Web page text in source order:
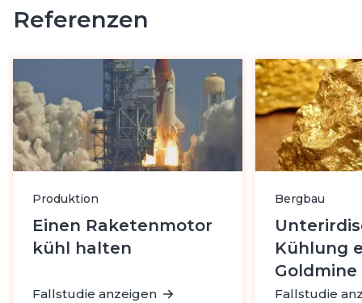
Referenzen
Produktion
Einen Raketenmotor
kühl halten
Fallstudie anzeigen
Bergbau
Kühlung
Goldmine
Fallstudie